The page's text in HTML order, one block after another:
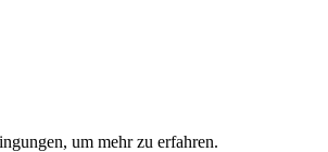
um mehr zu erfahren.